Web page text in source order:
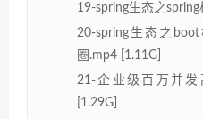
19-spring生态之
20-spring生态之
圈.mp4 [1.11G]
21-企业级百万并
[1.29G]